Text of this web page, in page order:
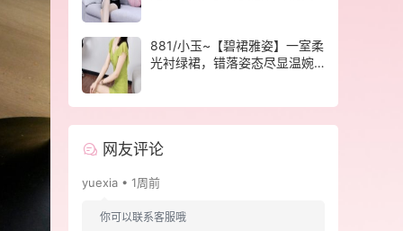
881/小玉~【碧裙雅姿】一室柔
光衬绿裙，错落姿态尽显温婉
网友评论
yuexia • 1周前
你可以联系客服哦